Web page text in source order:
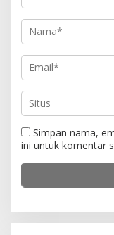
Simpan nama,
ini untuk komentar